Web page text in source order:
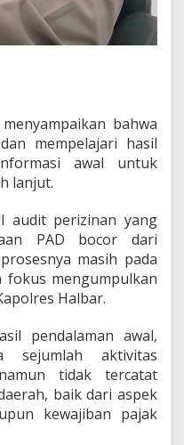
bahwa
mempelajari hasil
awal untuk
lanjut.
audit perizinan yang
PAD bocor dari
masih pada
fokus mengumpulkan
Halbar.
pendalaman awal,
sejumlah aktivitas
tidak tercatat
baik dari aspek
kewajiban pajak